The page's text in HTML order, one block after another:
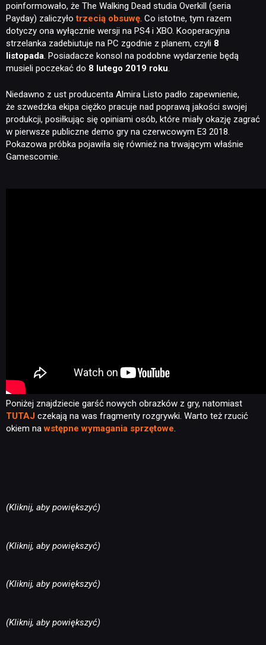
poinformowało, że The Walking Dead studia Overkill (seria
Payday) zaliczyło trzecią obsuwę. Co istotne, tym razem
dotyczy ona wyłącznie wersji na PS4 i XBO. Kooperacyjna
strzelanka zadebiutuje na PC zgodnie z planem, czyli 8
listopada. Posiadacze konsol na podobne wydarzenie będą
musieli poczekać do 8 lutego 2019 roku.
Niedawno z ust producenta Almira Listo padło zapewnienie,
że szwedzka ekipa ciężko pracuje nad poprawą jakości swojej
produkcji, posiłkując się opiniami osób, które miały okazję zagrać
w pierwsze publiczne demo gry na czerwcowym E3 2018.
Pokazowa próbka pojawiła się również na trwającym właśnie
Gamescomie.
Poniżej znajdziecie garść nowych obrazków z gry, natomiast
TUTAJ czekają na was fragmenty rozgrywki. Warto też rzucić
okiem nawstępne wymagania sprzętowe.
(Kliknij, aby powiększyć)
(Kliknij, aby powiększyć)
(Kliknij, aby powiększyć)
(Kliknij, aby powiększyć)